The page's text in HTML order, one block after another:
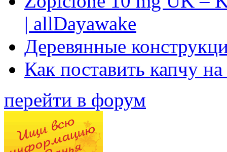
| allDayawake
Деревянные
Как поставить капчу
перейти в форум